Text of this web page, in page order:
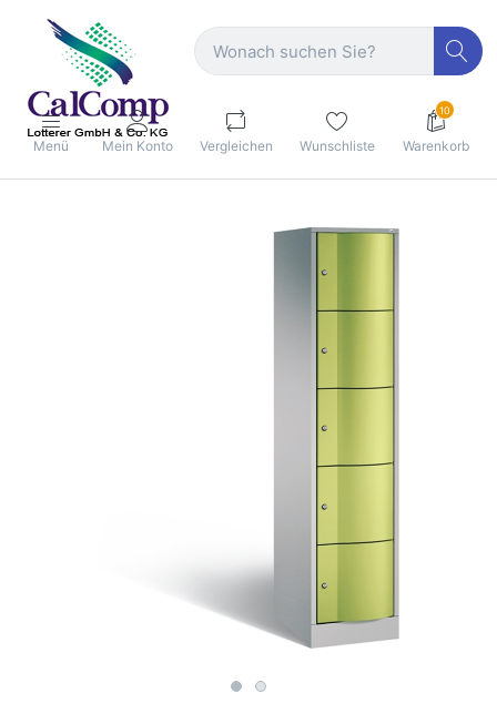
Menü Mein Konto Vergleichen Wunschliste
10
Warenkorb